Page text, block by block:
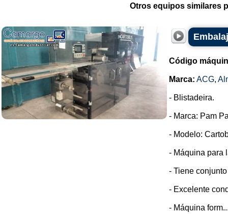
Otros equipos similares
Código
Marca: ACG,
- Blistadeira.
- Marca: Pam
- Modelo:
- Máquina para
- Tiene
- Excelente
- Máquina